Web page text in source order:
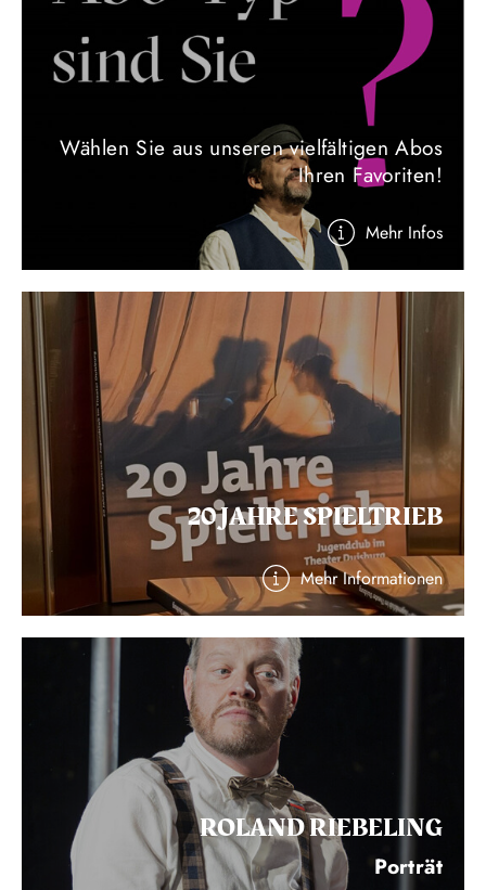
Wählen Sie aus unseren vielfältigen Abos
Ihren Favoriten!
Mehr Infos
20 JAHRE SPIELTRIEB
Mehr Informationen
ROLAND RIEBELING
Porträt